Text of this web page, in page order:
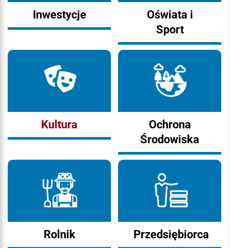
Inwestycje
Oświata i
Sport
Kultura
Ochrona
Środowiska
Rolnik Przedsiębiorca